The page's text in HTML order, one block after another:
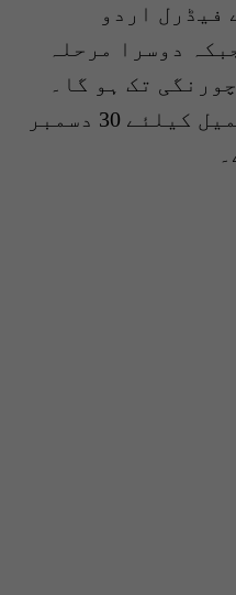
فیڈرل اردو
دوسرا مرحلہ
تک ہو گا۔
حکام نے منصوبے کی تکمیل کیلئے 30 دسمبر